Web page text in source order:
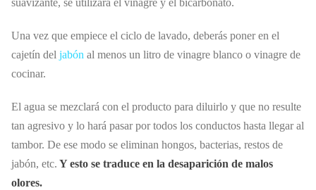
suavizante, se utilizará el vinagre y el bicarbonato.
Una vez que empiece el ciclo de lavado, deberás poner en el
cajetín del jabón al menos un litro de vinagre blanco o vinagre de
cocinar.
El agua se mezclará con el producto para diluirlo y que no resulte
tan agresivo y lo hará pasar por todos los conductos hasta llegar al
tambor. De ese modo se eliminan hongos, bacterias, restos de
jabón, etc. Y esto se traduce en la desaparición de malos
olores.